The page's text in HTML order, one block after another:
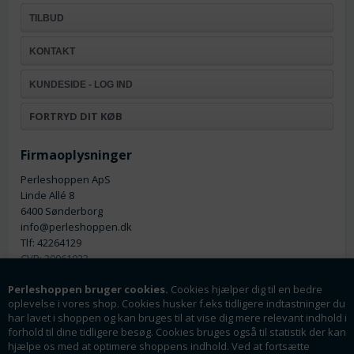
Perleshoppen bruger cookies. Cookies hjælper dig til en bedre
oplevelse i vores shop. Cookies husker f.eks tidligere indtastninger du
har lavet i shoppen og kan bruges til at vise dig mere relevant indhold i
forhold til dine tidligere besøg. Cookies bruges også til statistik der kan
hjælpe os med at optimere shoppens indhold. Ved at fortsætte
TILBUD
KONTAKT
KUNDESIDE - LOG IND
FORTRYD DIT KØB
Firmaoplysninger
Perleshoppen ApS
Linde Allé 8
6400 Sønderborg
info@perleshoppen.dk
Tlf: 42264129
CVR: 39061023